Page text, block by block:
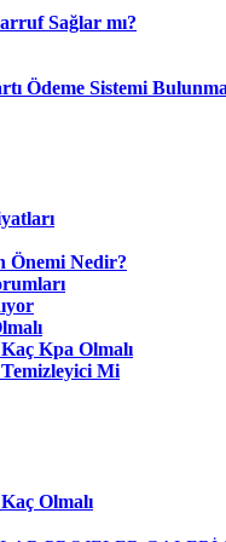
Sağlar mı?
Ödeme Sistemi
Önemi Nedir?
Kpa Olmalı
Mi
Olmalı